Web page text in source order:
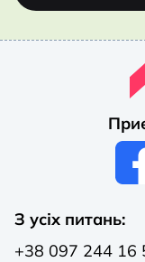
З усіх питань:
+38 097 244 16